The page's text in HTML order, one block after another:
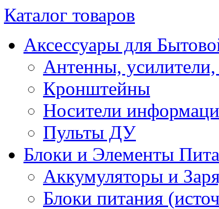
Каталог товаров
Аксессуары для
Антенны, усилители,
Кронштейны
Носители
Пульты ДУ
Блоки и Элементы
Аккумуляторы и
Блоки питания